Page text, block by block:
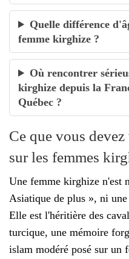
Quelle différence
femme kirghize ?
Où rencontrer
kirghize depuis la
Québec ?
Ce que vous
sur les femmes
Une femme kirghize n'est
Asiatique de plus », ni
Elle est l'héritière des
turcique, une mémoire
islam modéré posé sur un